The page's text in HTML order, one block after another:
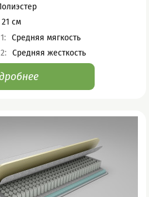
21 см
: Средняя мягкость
: Средняя жесткость